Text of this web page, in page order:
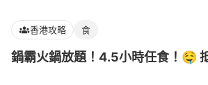
香港攻略 食
鍋霸火鍋放題！4.5小時任食！🤤